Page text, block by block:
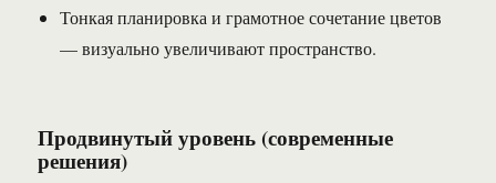
Тонкая планировка и грамотное сочетание цветов
— визуально увеличивают пространство.
Продвинутый уровень (современные
решения)